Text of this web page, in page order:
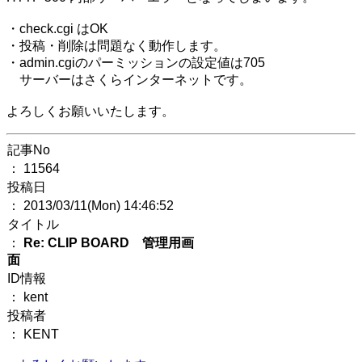
・check.cgi はOK
・投稿・削除は問題なく動作します。
・admin.cgiのパーミッションの設定値は705
サーバーはさくらインターネットです。
よろしくお願いいたします。
記事No
： 11564
投稿日
： 2013/03/11(Mon) 14:46:52
タイトル
：
Re: CLIP BOARD 管理用画
面
ID情報
： kent
投稿者
： KENT